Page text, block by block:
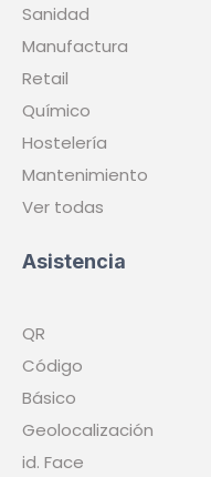
Sanidad
Manufactura
Retail
Químico
Hostelería
Mantenimiento
Ver todas
Asistencia
QR
Código
Básico
Geolocalización
id. Face